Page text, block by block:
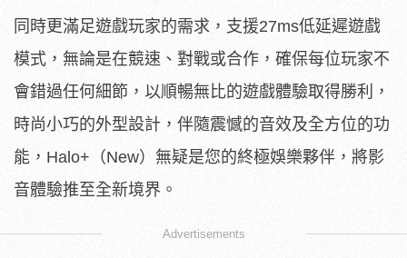
同時更滿足遊戲玩家的需求，支援27ms低延遲遊戲
模式，無論是在競速、對戰或合作，確保每位玩家不
會錯過任何細節，以順暢無比的遊戲體驗取得勝利，
時尚小巧的外型設計，伴隨震憾的音效及全方位的功
能，Halo+（New）無疑是您的終極娛樂夥伴，將影
音體驗推至全新境界。
Advertisements